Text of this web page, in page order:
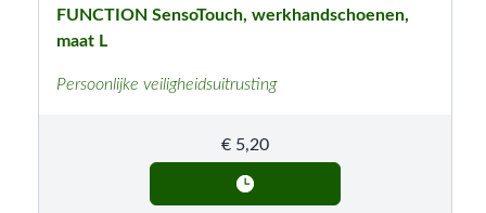
FUNCTION SensoTouch, werkhandschoenen,
maat L
Persoonlijke veiligheidsuitrusting
€ 5,20